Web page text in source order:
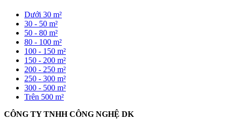
Dưới 30 m²
30 - 50 m²
50 - 80 m²
80 - 100 m²
100 - 150 m²
150 - 200 m²
200 - 250 m²
250 - 300 m²
300 - 500 m²
Trên 500 m²
CÔNG TY TNHH CÔNG NGHỆ DK